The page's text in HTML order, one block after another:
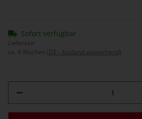
Sofort verfügbar
Lieferzeit:
ca. 4 Wochen (DE - Ausland abweichend)